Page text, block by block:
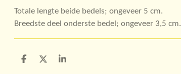
Totale lengte beide bedels; ongeveer 5 cm.
Breedste deel onderste bedel; ongeveer 3,5 cm.
D
D
S